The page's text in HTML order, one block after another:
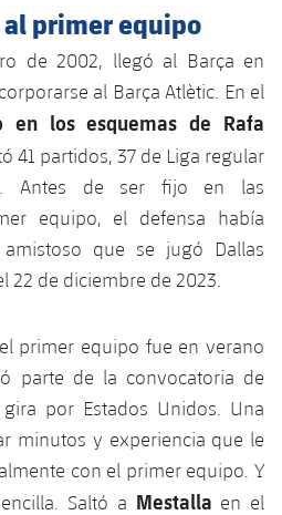
de ruedas
primer equipo
de 2002, llegó al Barça en
al Barça Atlètic. En el
en los esquemas de Rafa
41 partidos, 37 de Liga regular
Antes de ser fijo en las
equipo, el defensa había
que se jugó Dallas
22 de diciembre de 2023.
primer equipo fue en verano
parte de la convocatoria de
por Estados Unidos. Una
minutos y experiencia que le
con el primer equipo. Y
Saltó a Mestalla en el